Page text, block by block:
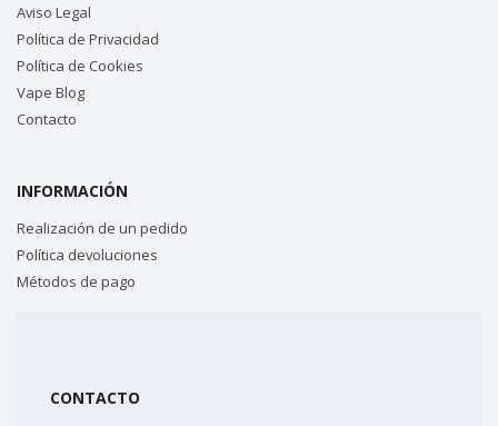
Aviso Legal
Política de Privacidad
Política de Cookies
Vape Blog
Contacto
INFORMACIÓN
Realización de un pedido
Política devoluciones
Métodos de pago
CONTACTO